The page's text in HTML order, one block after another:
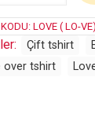
LOVE ( LO-
Çift tshirt
over tshirt